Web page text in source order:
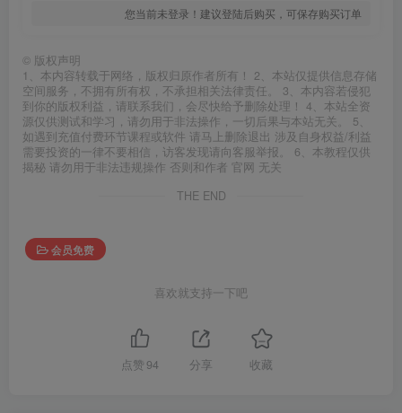
您当前未登录！建议登陆后购买，可保存购买订单
© 版权声明
1、本内容转载于网络，版权归原作者所有！ 2、本站仅提供信息存储
空间服务，不拥有所有权，不承担相关法律责任。 3、本内容若侵犯
到你的版权利益，请联系我们，会尽快给予删除处理！ 4、本站全资
源仅供测试和学习，请勿用于非法操作，一切后果与本站无关。 5、
如遇到充值付费环节课程或软件 请马上删除退出 涉及自身权益/利益
需要投资的一律不要相信，访客发现请向客服举报。 6、本教程仅供
揭秘 请勿用于非法违规操作 否则和作者 官网 无关
THE END
会员免费
喜欢就支持一下吧
点赞 94 分享 收藏